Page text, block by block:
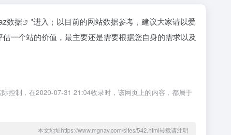
数据
"进入；以目前的网站数据参考，建议大家请以爱
一个站的价值，最主要还是需要根据您自身的需求以及
控制，在2020-07-31 21:04收录时，该网页上的内容，都属于
本文地址https://www.mgnav.com/sites/542.html转载请注明